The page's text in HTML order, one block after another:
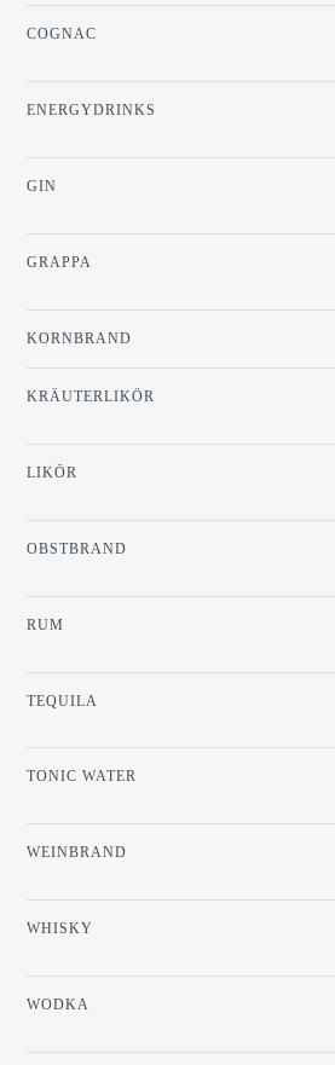
COGNAC
ENERGYDRINKS
GIN
GRAPPA
KORNBRAND
KRÄUTERLIKÖR
LIKÖR
OBSTBRAND
RUM
TEQUILA
TONIC WATER
WEINBRAND
WHISKY
WODKA